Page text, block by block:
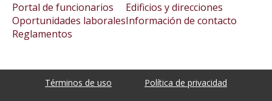
Portal de funcionarios
Oportunidades laborales
Reglamentos
Edificios y direcciones
Información de contacto
Términos de uso Política de privacidad